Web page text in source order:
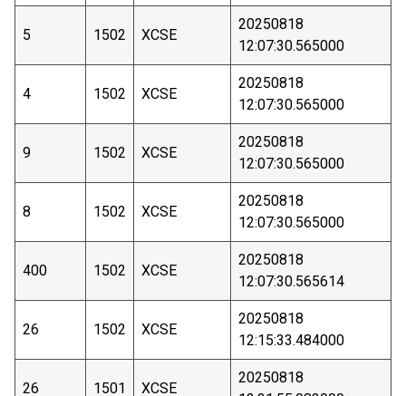
5 1502 XCSE
20250818
12:07:30.565000
4 1502 XCSE
20250818
12:07:30.565000
9 1502 XCSE
20250818
12:07:30.565000
8 1502 XCSE
20250818
12:07:30.565000
400 1502 XCSE
20250818
12:07:30.565614
26 1502 XCSE
20250818
12:15:33.484000
26 1501 XCSE
20250818